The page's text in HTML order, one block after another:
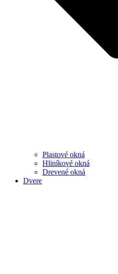
Plastové okná
Hliníkové okná
Drevené okná
Dvere